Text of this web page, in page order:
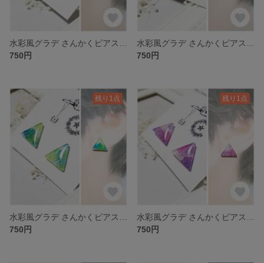
750円
750円
残り1点
750円
残り1点
750円